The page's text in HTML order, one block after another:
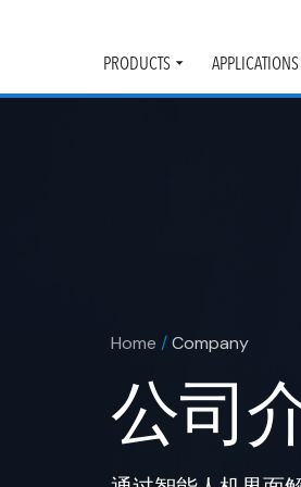
PRODUCTS
Toggle
submenu
APPLICATIONS
Home /Company
公司